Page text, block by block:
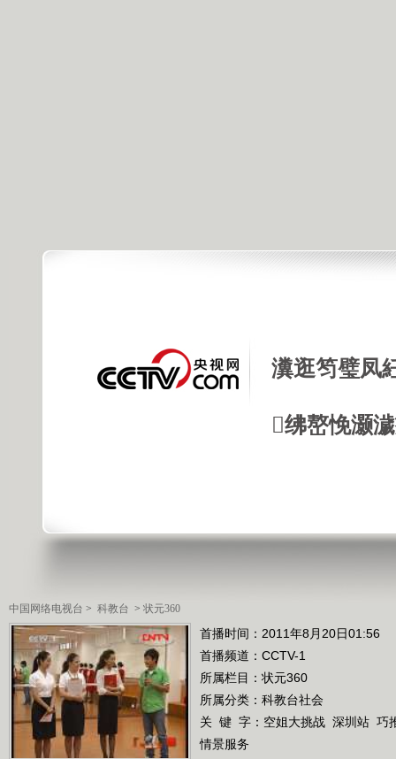
瀵逛笉璧凤
绋嶅悗灏
中国网络电视台 > 科教台 > 状元360
首播时间：2011年8月20日01:56
首播频道： CCTV-1
所属栏目： 状元360
所属分类：科教台社会
关 键 字： 空姐大挑战 深圳站 巧
情景服务